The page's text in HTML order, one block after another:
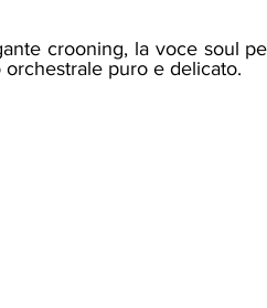
puro e delicato.